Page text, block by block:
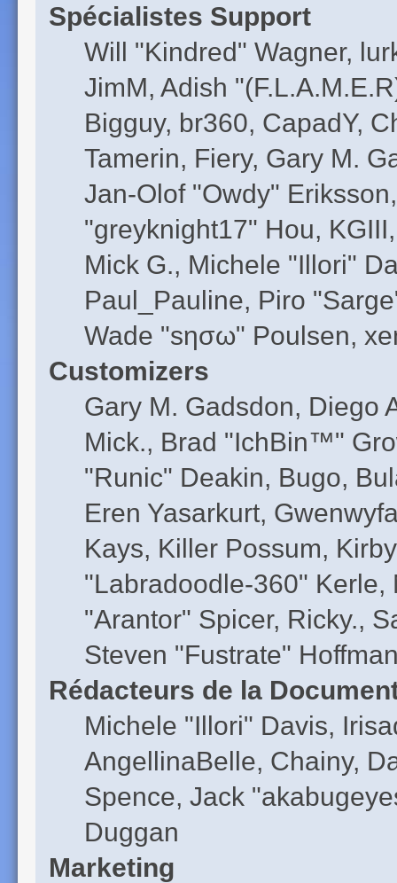
Spécialistes Support
Will "Kindred" Wagner,
JimM, Adish
Bigguy, br360, CapadY,
Tamerin, Fiery, Gary M.
Jan-Olof "Owdy"
"greyknight17" Hou,
Mick G., Michele "Illori"
Paul_Pauline, Piro
Wade "sησω" Poulsen,
Customizers
Gary M. Gadsdon, Diego
Mick., Brad "IchBin™"
"Runic" Deakin, Bugo,
Eren Yasarkurt,
Kays, Killer Possum,
"Labradoodle-360" Kerle,
"Arantor" Spicer, Ricky.,
Steven "Fustrate"
Rédacteurs de la
Michele "Illori" Davis,
AngellinaBelle, Chainy,
Spence, Jack
Duggan
Marketing